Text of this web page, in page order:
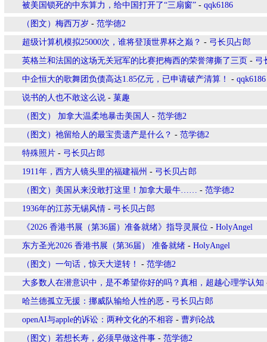
被美国锁死的中东算力，给中国打开了“三扇窗” - qqk6186
（图文）梅西万岁 - 范学德2
超级计算机模拟25000次，谁将登顶世界杯之巅？ - 弓长贝占郎
英格兰和法国的这场无关冠军的比赛把梅西的荣誉簿撕了三页 - 弓
中企恒大的歌舞团负债高达1.85亿元，已申请破产清算！ - qqk6186
说书的人也不敢这么说 - 菓趣
（图文） 加拿大温柔地暴击美国人 - 范学德2
（图文）祂留给人的最宝贵遗产是什么？ - 范学德2
特殊照片 - 弓长贝占郎
1911年，西方人镜头里的福建福州 - 弓长贝占郎
（图文）美国从来没敢打这里！加拿大最牛…… - 范学德2
1936年的江苏无锡风情 - 弓长贝占郎
《2026 香港书展（第36届）准备就绪》指导灵展位 - HolyAngel
东方圣光2026 香港书展（第36届） 准备就绪 - HolyAngel
（图文）一句话，惊天大逆转！ - 范学德2
大多数人在潜意识中，是不希望你好的吗？真相，超越心理学认知
哈兰德孤立无援：挪威队输给人性的恶 - 弓长贝占郎
openAI与apple的诉讼：两种文化的不相容 - 曹刿论战
（图文）若想长寿，必须早做这件事 - 范学德2